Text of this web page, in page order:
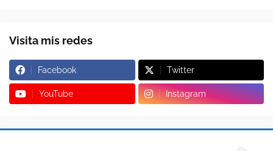
Visita mis redes
Facebook Twitter
YouTube Instagram